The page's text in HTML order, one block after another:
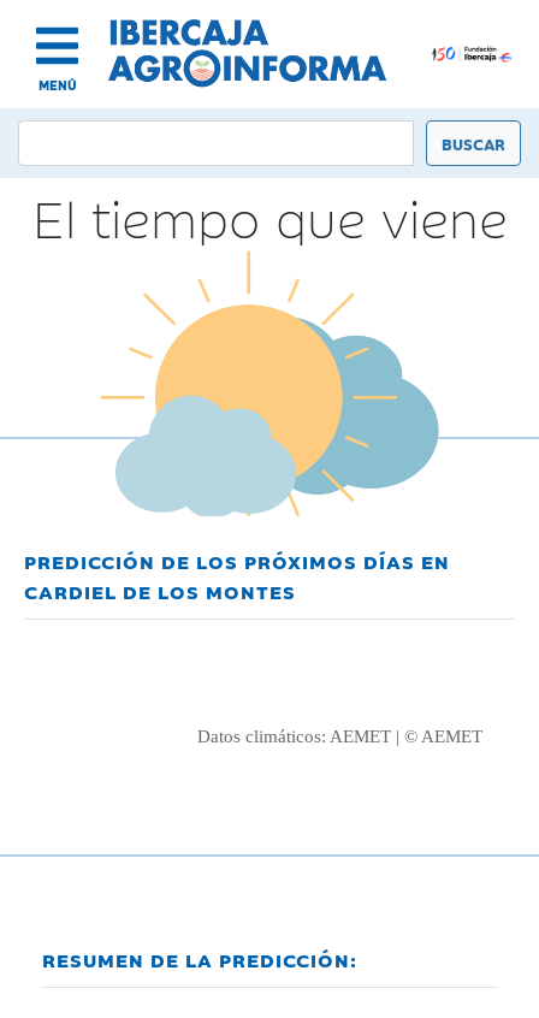
MENÚ
El tiempo que viene
PREDICCIÓN DE LOS PRÓXIMOS DÍAS EN
CARDIEL DE LOS MONTES
Datos climáticos: AEMET | © AEMET
RESUMEN DE LA PREDICCIÓN: